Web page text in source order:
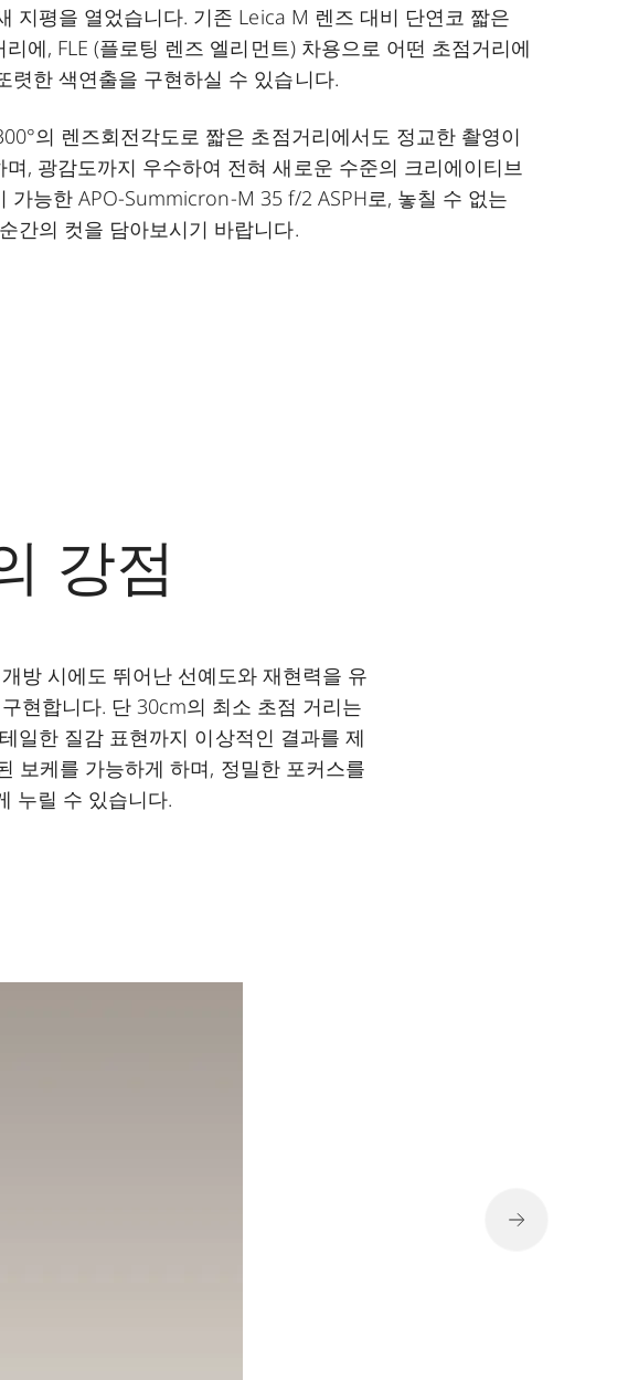
지평을 열었습니다. 기존 Leica M 렌즈 대비 단연코 짧은
리에, FLE (플로팅 렌즈 엘리먼트) 차용으로 어떤 초점거리에
렷한 색연출을 구현하실 수 있습니다.
의 렌즈회전각도로 짧은 초점거리에서도 정교한 촬영이
며, 광감도까지 우수하여 전혀 새로운 수준의 크리에이티브
가능한 APO-Summicron-M 35 f/2 ASPH로, 놓칠 수 없는
간의 컷을 담아보시기 바랍니다.
강점
방 시에도 뛰어난 선예도와 재현력을 유
현합니다. 단 30cm의 최소 초점 거리는
일한 질감 표현까지 이상적인 결과를 제
보케를 가능하게 하며, 정밀한 포커스를
누릴 수 있습니다.